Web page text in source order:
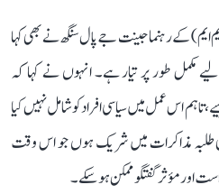
ایم) کے رہنما جینت جے پال سنگھ نے بھی کہا
طور پر تیار ہے۔ انہوں نے کہا کہ
اس عمل میں سیاسی افراد کو شامل نہیں کیا
مذاکرات میں شریک ہوں جو اس وقت
اور مؤثر گفتگو ممکن ہو سکے۔